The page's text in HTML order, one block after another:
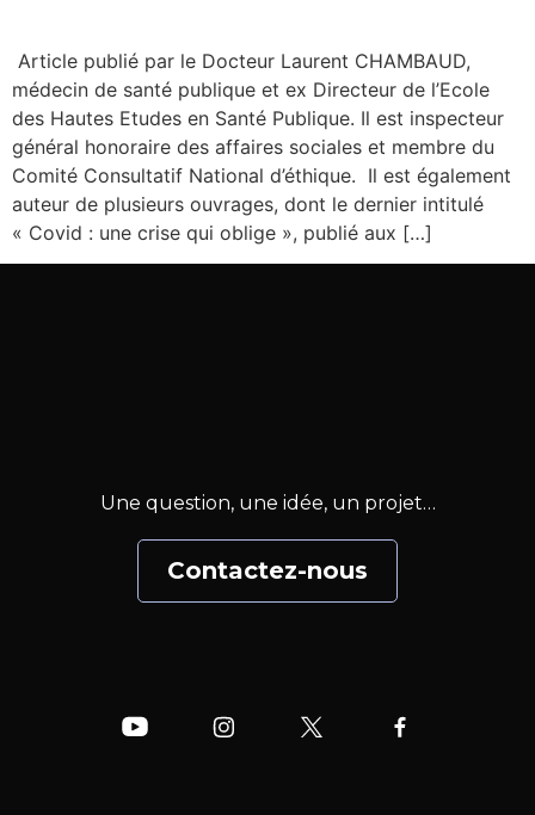
Article publié par le Docteur Laurent CHAMBAUD,
médecin de santé publique et ex Directeur de l’Ecole
des Hautes Etudes en Santé Publique. Il est inspecteur
général honoraire des affaires sociales et membre du
Comité Consultatif National d’éthique. Il est également
auteur de plusieurs ouvrages, dont le dernier intitulé
« Covid : une crise qui oblige », publié aux […]
Une question, une idée, un projet…
Contactez-nous